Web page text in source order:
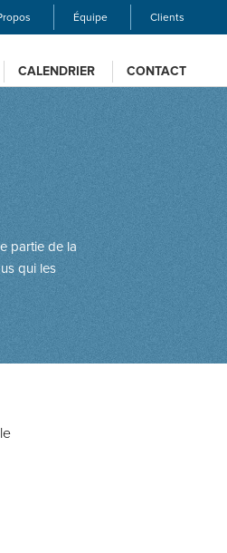
Équipe Clients
CALENDRIER CONTACT
partie de la
qui les